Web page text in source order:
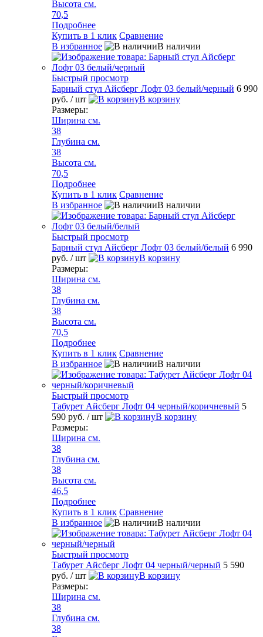
Высота см.
70,5
Подробнее
Купить в 1 клик Сравнение
В избранное
В наличии
Быстрый просмотр
Барный стул Айсберг Лофт 03 белый/черный 6 990
руб. / шт
В корзину
Размеры:
Ширина см.
38
Глубина см.
38
Высота см.
70,5
Подробнее
Купить в 1 клик Сравнение
В избранное
В наличии
Быстрый просмотр
Барный стул Айсберг Лофт 03 белый/белый 6 990
руб. / шт
В корзину
Размеры:
Ширина см.
38
Глубина см.
38
Высота см.
70,5
Подробнее
Купить в 1 клик Сравнение
В избранное
В наличии
Быстрый просмотр
Табурет Айсберг Лофт 04 черный/коричневый 5
590 руб. / шт
В корзину
Размеры:
Ширина см.
38
Глубина см.
38
Высота см.
46,5
Подробнее
Купить в 1 клик Сравнение
В избранное
В наличии
Быстрый просмотр
Табурет Айсберг Лофт 04 черный/черный 5 590
руб. / шт
В корзину
Размеры:
Ширина см.
38
Глубина см.
38